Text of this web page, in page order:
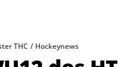
THC Hockeynews